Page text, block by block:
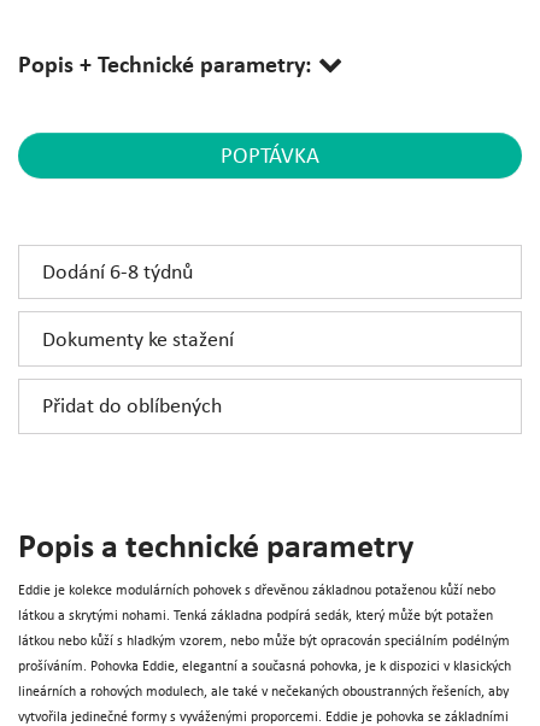
Popis + Technické parametry:
POPTÁVKA
Přidat do oblíbených
Dokumenty ke stažení
Dodání 6-8 týdnů
Popis a technické parametry
Eddie je kolekce modulárních pohovek s dřevěnou základnou potaženou kůží nebo
látkou a skrytými nohami. Tenká základna podpírá sedák, který může být potažen
látkou nebo kůží s hladkým vzorem, nebo může být opracován speciálním podélným
prošíváním. Pohovka Eddie, elegantní a současná pohovka, je k dispozici v klasických
lineárních a rohových modulech, ale také v nečekaných oboustranných řešeních, aby
vytvořila jedinečné formy s vyváženými proporcemi. Eddie je pohovka se základními